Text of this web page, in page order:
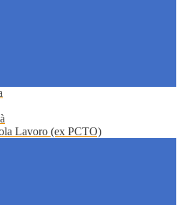
Lavoro (ex PCTO)